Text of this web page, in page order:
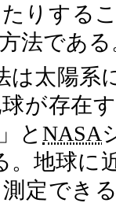
りする
法である
は太陽系
が存在
と NASA
。地球
定でき